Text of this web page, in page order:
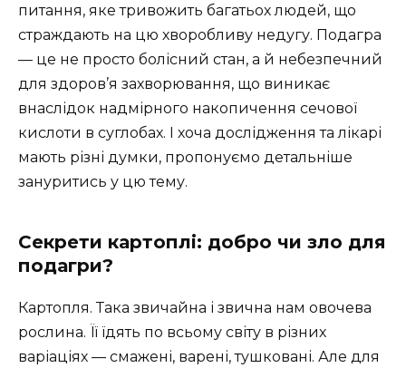
питання, яке тривожить багатьох людей, що
страждають на цю хворобливу недугу. Подагра
— це не просто болісний стан, а й небезпечний
для здоров’я захворювання, що виникає
внаслідок надмірного накопичення сечової
кислоти в суглобах. І хоча дослідження та лікарі
мають різні думки, пропонуємо детальніше
зануритись у цю тему.
Секрети картоплі: добро чи зло для
подагри?
Картопля. Така звичайна і звична нам овочева
рослина. Її їдять по всьому світу в різних
варіаціях — смажені, варені, тушковані. Але для